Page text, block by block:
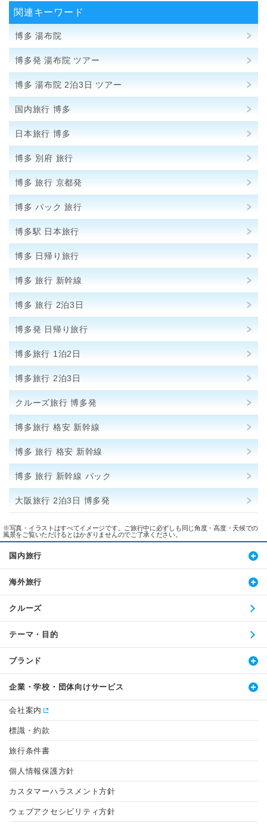
関連キーワード
博多 湯布院
博多発 湯布院 ツアー
博多 湯布院 2泊3日 ツアー
国内旅行 博多
日本旅行 博多
博多 別府 旅行
博多 旅行 京都発
博多 パック 旅行
博多駅 日本旅行
博多 日帰り旅行
博多 旅行 新幹線
博多 旅行 2泊3日
博多発 日帰り旅行
博多旅行 1泊2日
博多旅行 2泊3日
クルーズ旅行 博多発
博多旅行 格安 新幹線
博多 旅行 格安 新幹線
博多 旅行 新幹線 パック
大阪旅行 2泊3日 博多発
※写真・イラストはすべてイメージです。ご旅行中に必ずしも同じ角度・高度・天候での
風景をご覧いただけるとはかぎりませんのでご了承ください。
国内旅行
海外旅行
クルーズ
テーマ・目的
ブランド
企業・学校・団体向けサービス
会社案内
標識・約款
旅行条件書
個人情報保護方針
カスタマーハラスメント方針
ウェブアクセシビリティ方針